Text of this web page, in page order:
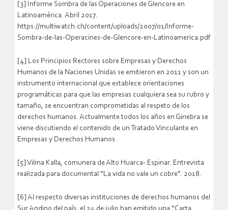
[3] Informe Sombra de las Operaciones de Glencore en
Latinoamérica. Abril 2017.
https://multiwatch.ch/content/uploads/2007/01/Informe-
Sombra-de-las-Operacines-de-Glencore-en-Latinoamerica.pdf
[4] Los Principios Rectores sobre Empresas y Derechos
Humanos de la Naciones Unidas se emitieron en 2011 y son un
instrumento internacional que establece orientaciones
programáticas para que las empresas cualquiera sea su rubro y
tamaño, se encuentran comprometidas al respeto de los
derechos humanos. Actualmente todos los años en Ginebra se
viene discutiendo el contenido de un Tratado Vinculante en
Empresas y Derechos Humanos.
[5] Vilma Kalla, comunera de Alto Huarca- Espinar. Entrevista
realizada para documental “La vida no vale un cobre”. 2018.
[6] Al respecto diversas instituciones de derechos humanos del